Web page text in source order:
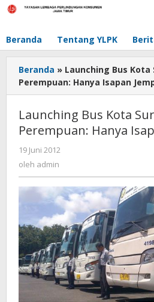
Lewati
Beranda Tentang YLPK
Beranda » Launching Bus Kota
Perempuan: Hanya Isapan
Launching Bus Kota
Perempuan: Hanya
19 Juni 2012
oleh admin